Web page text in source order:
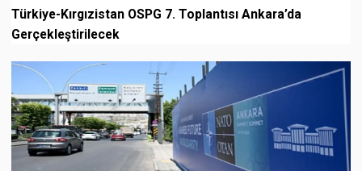
Türkiye-Kırgızistan OSPG 7. Toplantısı Ankara’da
Gerçekleştirilecek